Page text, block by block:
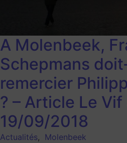
A Molenbeek,
Schepmans
remercier
? – Article Le Vif
19/09/2018
Actualités, Molenbeek